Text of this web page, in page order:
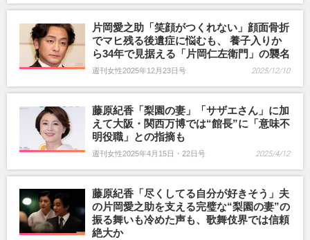
片岡愛之助「笑顔がつくれない」顔面骨折
でマヒ残る後遺症に悩むも、 養子入りか
ら34年で見据える「片岡仁左衛門」の襲名
週刊女性2025年12月23日号 2025/12/10
藤原紀香「梨園の妻」「サザエさん」に加
えて大阪・関西万博では“館長”に「意味不
明役職」との指摘も
週刊女性2025年4月15日・22日号 2025/4/12
藤原紀香「尽くしてる自分が好きそう」夫
の片岡愛之助を支える完璧な“梨園の妻”の
振る舞いも冷めた声も、歌舞伎界では信頼
絶大か